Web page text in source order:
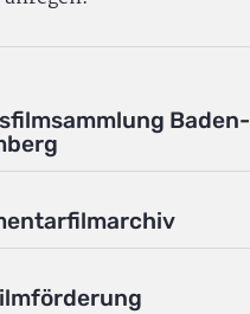
Baden-